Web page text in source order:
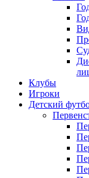
Клубы
Игроки
Детский